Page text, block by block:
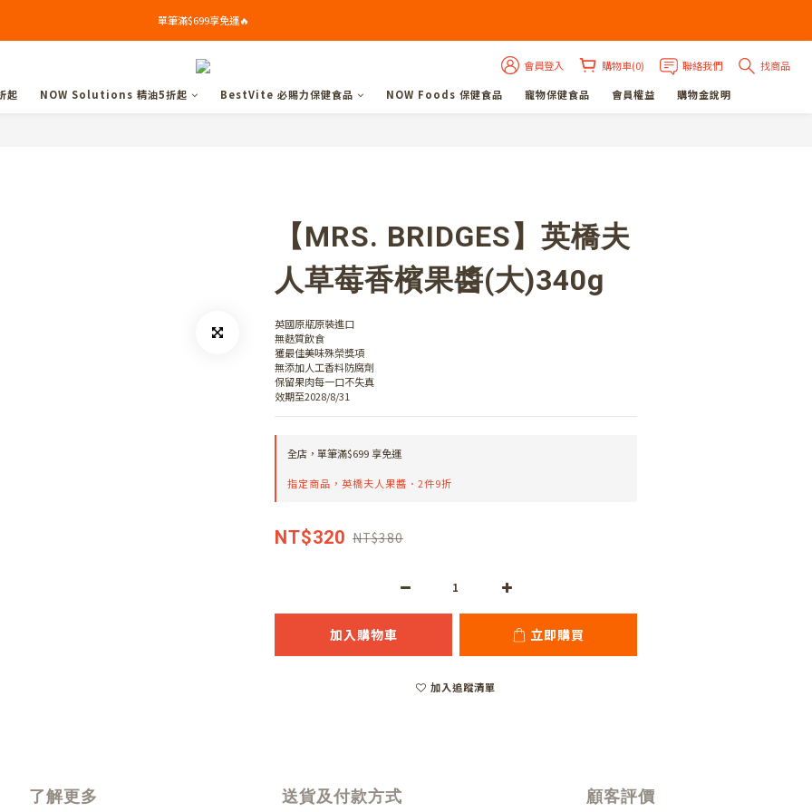
單筆滿$699享免運🔥
單筆滿$699享免運🔥
🎁新會員下單禮: 滿$799送Syllogi初榨橄欖油(100ml)
單筆滿$699享免運🔥
會員登入 購物車(0) 聯絡我們
找商品
起
NOW Solutions 精油5折起 BestVite 必賜力保健食品 NOW Foods 保健食品 寵物保健食品 會員權益 購物金說明
【MRS. BRIDGES】英橋夫
人草莓香檳果醬(大)340g
英國原瓶原裝進口
無麩質飲食
獲最佳美味殊榮獎項
無添加人工香料防腐劑
保留果肉每一口不失真
效期至2028/8/31
全店，單筆滿$699 享免運
指定商品，英橋夫人果醬．2件9折
NT$320 NT$380
加入購物車 立即購買
加入追蹤清單
了解更多 送貨及付款方式 顧客評價